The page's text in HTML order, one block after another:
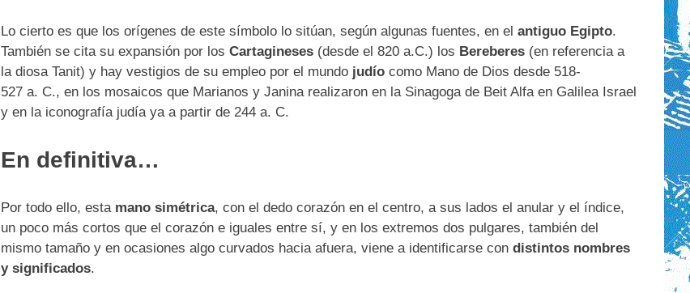
Lo cierto es que los orígenes de este símbolo lo sitúan, según algunas fuentes, en el antiguo Egipto.
También se cita su expansión por los Cartagineses(desde el 820 a.C.) los Bereberes(en referencia a
la diosa Tanit) y hay vestigios de su empleo por el mundo judíocomo Mano de Dios desde 518-
527 a. C., en los mosaicos que Marianos y Janina realizaron en la Sinagoga de Beit Alfa en Galilea Israel
y en la iconografía judía ya a partir de 244 a. C.
En definitiva…
Por todo ello, esta mano simétrica, con el dedo corazón en el centro, a sus lados el anular y el índice,
un poco más cortos que el corazón e iguales entre sí, y en los extremos dos pulgares, también del
mismo tamaño y en ocasiones algo curvados hacia afuera, viene a identificarse con distintos nombres
y significados.